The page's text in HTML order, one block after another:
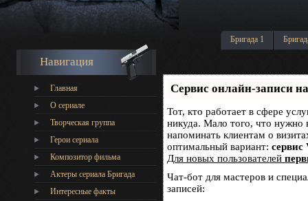
Бригада 1
Навигация
Главная
О сериале
Творческая группа
Герои сериала
Композитор фильма
Актеры сериала Бригада
Интересные факты
Сервис онлайн-записи
Тот, кто работает в сфере
никуда. Мало того, что нужно
напоминать клиентам о
оптимальный вариант: сервис
Для новых пользователей
Чат-бот для мастеров и
записей: